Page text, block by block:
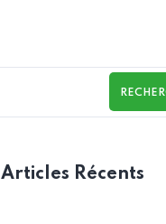
Articles Récents